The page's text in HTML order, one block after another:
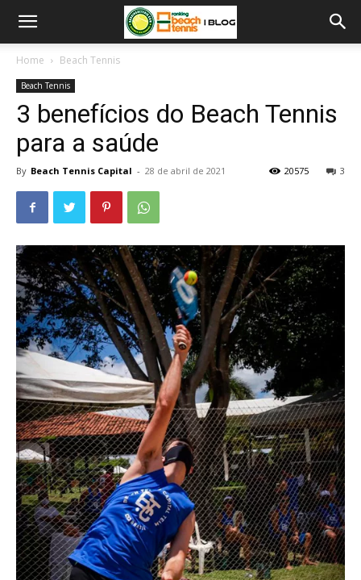
Home Beach Tennis
Beach Tennis
3 benefícios do Beach Tennis
para a saúde
By Beach Tennis Capital - 28 de abril de 2021 3
20575